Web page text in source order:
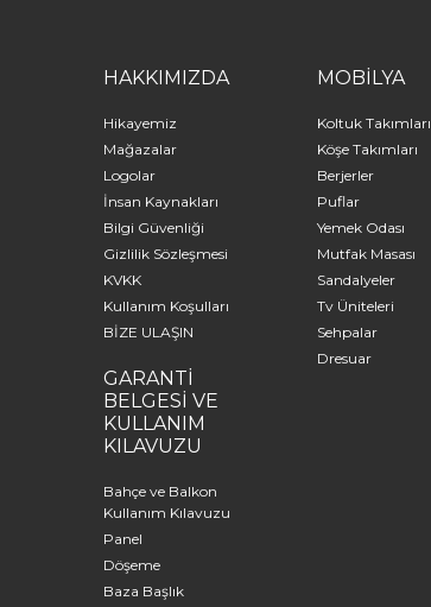
HAKKIMIZDA
Hikayemiz
Mağazalar
Logolar
İnsan Kaynakları
Bilgi Güvenliği
Gizlilik Sözleşmesi
KVKK
Kullanım Koşulları
BİZE ULAŞIN
GARANTİ
BELGESİ VE
KULLANIM
KILAVUZU
Bahçe ve Balkon
Kullanım Kılavuzu
Panel
Döşeme
Baza Başlık
MOBİLYA
Koltuk Takımları
Köşe Takımları
Berjerler
Puflar
Yemek Odası
Mutfak Masası
Sandalyeler
Tv Üniteleri
Sehpalar
Dresuar